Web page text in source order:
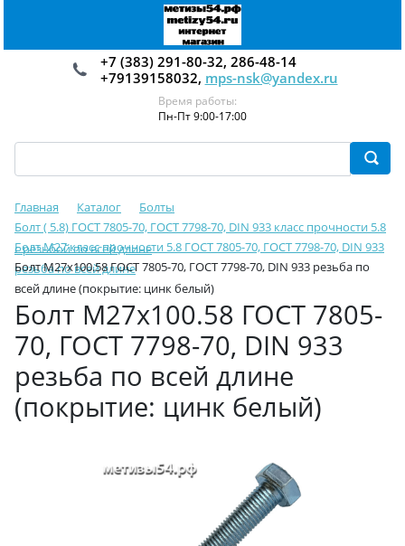
+7 (383) 291-80-32, 286-48-14
+79139158032, mps-nsk@yandex.ru
Время работы:
Пн-Пт 9:00-17:00
Главная Каталог
Болты
Болт ( 5.8) ГОСТ 7805-70, ГОСТ 7798-70, DIN 933 класс прочности 5.8
с резьбой по всей длине
Болт М27 класс прочности 5.8 ГОСТ 7805-70, ГОСТ 7798-70, DIN 933
резьба по всей длине
Болт М27х100.58 ГОСТ 7805-70, ГОСТ 7798-70, DIN 933 резьба по
всей длине (покрытие: цинк белый)
Болт М27х100.58 ГОСТ 7805-
70, ГОСТ 7798-70, DIN 933
резьба по всей длине
(покрытие: цинк белый)